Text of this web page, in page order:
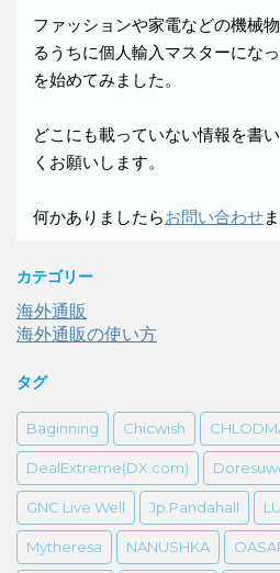
ファッションや家電などの機械
るうちに個人輸入マスターにな
を始めてみました。
どこにも載っていない情報を書
くお願いします。
何かありましたらお問い合わせ
カテゴリー
海外通販
海外通販の使い方
タグ
Baginning Chicwish
DealExtreme(DX.com)
GNC Live Well Jp.Pandahall
Mytheresa NANUSHKA